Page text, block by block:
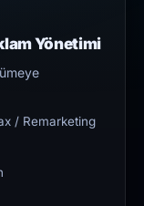
Yönetimi
/ Remarketing